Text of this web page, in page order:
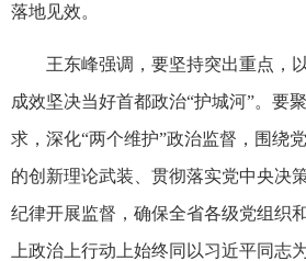
落地见效。
王东峰强调，要坚持突出重点，
成效坚决当好首都政治“护城河”。要
求，深化“两个维护”政治监督，围绕
的创新理论武装、贯彻落实党中央决
纪律开展监督，确保全省各级党组织
上政治上行动上始终同以习近平同志